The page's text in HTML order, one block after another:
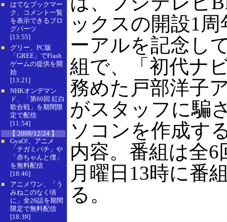
■
はてなブックマー
ク、コメント一覧
を表示できるブロ
グパーツ
[13:55]
■
グリー、PC版
「GREE」でFlash
ゲームの提供を開
始
[13:21]
■
NHKオンデマン
ド、「第60回 紅白
歌合戦」を期間限
定で配信
[11:54]
【 2009/12/24 】
■
GyaO!、アニメ
「テガミバチ」や
「赤ちゃんと僕」
を無料配信
[18:46]
■
アニメワン、「う
みねこのなく頃
に」全26話を期間
限定で無料配信
[18:39]
ックスの開設1
ーアルを記念し
組で、「初代ナ
務めた戸部洋子
がスタッフに騙
ソコンを作成す
内容。番組は全6
月曜日13時に番
る。